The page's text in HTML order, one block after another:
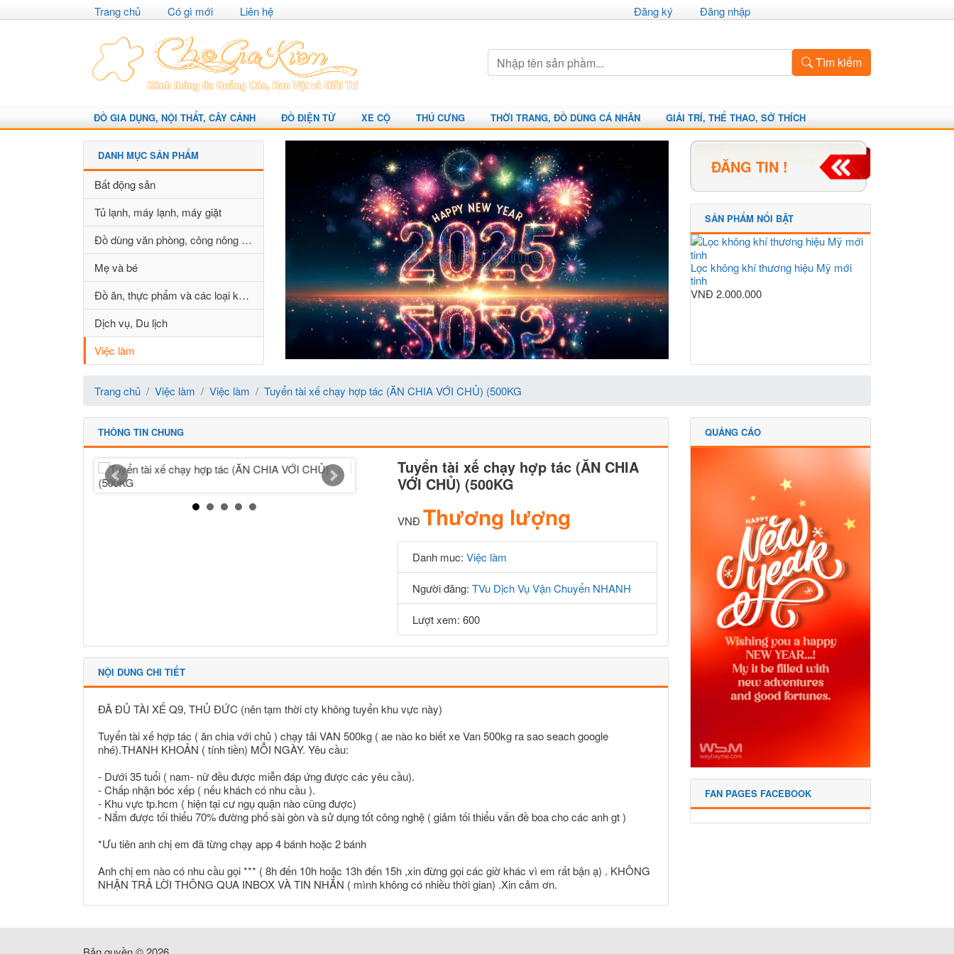
Trang chủ Có gì mới Liên hệ Đăng ký Đăng nhập
Tìm kiếm
ĐỒ GIA DỤNG, NỘI THẤT, CÂY CẢNH ĐỒ ĐIỆN TỬ XE CỘ THÚ CƯNG THỜI TRANG, ĐỒ DÙNG CÁ NHÂN GIẢI TRÍ, THỂ THAO, SỞ THÍCH
DANH MỤC SẢN PHẨM
Bất động sản
Tủ lạnh, máy lạnh, máy giặt
Đồ dùng văn phòng, công nông nghiệp
Mẹ và bé
Đồ ăn, thực phẩm và các loại khác
Dịch vụ, Du lịch
Việc làm
ĐĂNG TIN !
SẢN PHẨM NỔI BẬT
Lọc không khí thương hiệu Mỹ mới
tinh
VNĐ 2.000.000
Trang chủ Việc làm Việc làm Tuyển tài xế chạy hợp tác (ĂN CHIA VỚI CHỦ) (500KG
THÔNG TIN CHUNG
Tuyển tài xế chạy hợp tác (ĂN CHIA
VỚI CHỦ) (500KG
VNĐ Thương lượng
Danh muc: Việc làm
Người đăng: TVu Dịch Vụ Vận Chuyển NHANH
Lượt xem: 600
NỘI DUNG CHI TIẾT
ĐÃ ĐỦ TÀI XẾ Q9, THỦ ĐỨC (nên tạm thời cty không tuyển khu vực này)
Tuyển tài xế hợp tác ( ăn chia với chủ ) chạy tải VAN 500kg ( ae nào ko biết xe Van 500kg ra sao seach google
nhé).THANH KHOẢN ( tính tiền) MỖI NGÀY. Yêu cầu:
- Dưới 35 tuổi ( nam- nữ đều được miễn đáp ứng được các yêu cầu).
- Chấp nhận bóc xếp ( nếu khách có nhu cầu ).
- Khu vực tp.hcm ( hiện tại cư ngụ quận nào cũng được)
- Nắm được tối thiểu 70% đường phố sài gòn và sử dụng tốt công nghệ ( giảm tối thiểu vấn đề boa cho các anh gt )
*Ưu tiên anh chị em đã từng chạy app 4 bánh hoặc 2 bánh
Anh chị em nào có nhu cầu gọi *** ( 8h đến 10h hoặc 13h đến 15h ,xin đừng gọi các giờ khác vì em rất bận ạ) . KHÔNG
NHẬN TRẢ LỜI THÔNG QUA INBOX VÀ TIN NHẮN ( mình không có nhiều thời gian) .Xin cảm ơn.
QUẢNG CÁO
FAN PAGES FACEBOOK